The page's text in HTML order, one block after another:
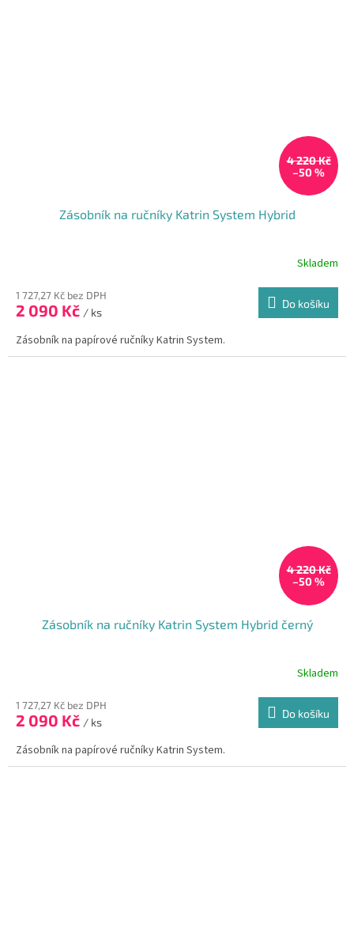
4 220 Kč
–50 %
Zásobník na ručníky Katrin System Hybrid
Skladem
1 727,27 Kč bez DPH
2 090 Kč / ks
Do košíku
Zásobník na papírové ručníky Katrin System.
4 220 Kč
–50 %
Zásobník na ručníky Katrin System Hybrid černý
Skladem
1 727,27 Kč bez DPH
2 090 Kč / ks
Do košíku
Zásobník na papírové ručníky Katrin System.